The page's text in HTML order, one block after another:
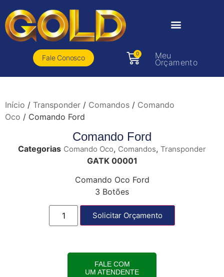
Fale Conosco
0 Meu
Orçamento
Início / Transponder / Comandos / Comando
Oco / Comando Ford
Comando Ford
Categorias Comando Oco, Comandos, Transponder
GATK 00001
Comando Oco Ford
3 Botões
Solicitar Orçamento
FALE COM
UM ATENDENTE